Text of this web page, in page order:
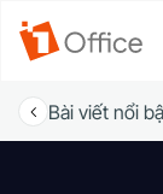
Bài viết nổi